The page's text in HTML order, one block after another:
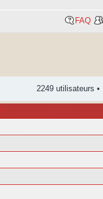
FAQ
2249 utilisateurs •